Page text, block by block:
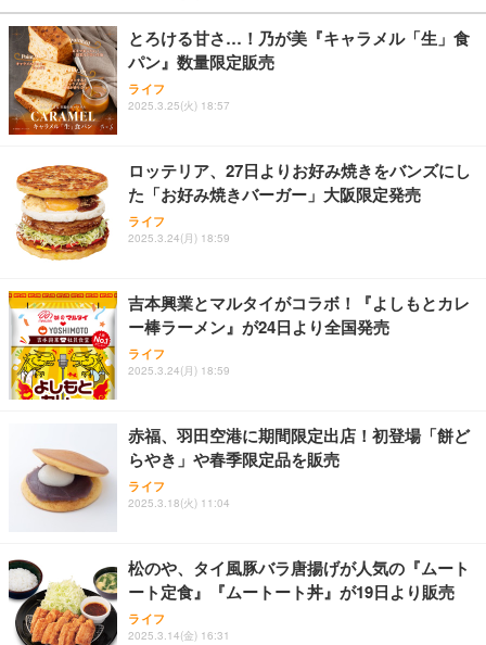
￥27,999
Sezlife オフィスチェア デスクチェア 疲れない テレ
ワーク チェア 強化バックレスト 30度ロッキング機
能 人間工学 椅子 腰サポート 90度跳ね上げ式アーム
務用 おしゃれ パソコンチェア (ブラック)
Sezlife オフィスチェア デスクチェア 疲れない テレ
ワーク チェア 強化バックレスト 30度ロッキング機
能 人間工学 椅子 腰サポート 90度跳ね上げ式アーム
務用 おしゃれ パソコンチェア (ホワイト)
ANDWINT オフィスチェア デスクチェア 肘なし メ
ッシュ 通気性 ランバーサポート付き 腰サポート ガ
ス圧無段階昇降 360度回転 キャスター付き コンパク
【純正品】27"ゲーミングモニター DualSense 充電
フック付き（CFI-ZDM1J）
【整備済み品】Dell E2724HS 27インチ 液晶モニタ
ー フルHD（1920×1080）VA 非光沢 HDMI/DisplayP
ort/VGA スピーカー内蔵 高さ調整 スイベル VESA対
【MiniLED/24.5inch/280Hz/FHD】GRAPHT THE S
HOOTER Gaming Monitor 24” Essential ゲーミン
グモニター QD 24.5インチ 1ms FHD 量子ドット 残
￥3,234
ネオ・ルーライフ ネオ・オムツ L 中型犬用 26枚入
り 単品
Smart Basic(スマートベーシック) 【Amazon.co.jp
限定】 Smart Basic アイリスオーヤマ ペットシーツ
超厚型 お徳用 ワイド 100枚入 (x 1) (ケース販売)
アイリスオーヤマ ペットシーツ 超厚型 お徳用 レギ
ュラー 200枚入【Amazon.co.jp限定】
とろける甘さ…！乃が美『キャラメル「生」食
パン』数量限定販売
ライフ
2025.3.25(火) 18:57
ロッテリア、27日よりお好み焼きをバンズにし
た「お好み焼きバーガー」大阪限定発売
ライフ
2025.3.24(月) 18:59
吉本興業とマルタイがコラボ！『よしもとカレ
ー棒ラーメン』が24日より全国発売
ライフ
2025.3.24(月) 18:59
赤福、羽田空港に期間限定出店！初登場「餅ど
らやき」や春季限定品を販売
ライフ
2025.3.18(火) 11:04
松のや、タイ風豚バラ唐揚げが人気の『ムート
ート定食』『ムートート丼』が19日より販売
ライフ
2025.3.14(金) 16:31